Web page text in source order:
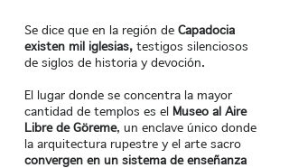
Se dice que en la región de Capadocia
existen mil iglesias, testigos silenciosos
de siglos de historia y devoción.
El lugar donde se concentra la mayor
cantidad de templos es el Museo al Aire
Libre de Göreme, un enclave único donde
la arquitectura rupestre y el arte sacro
convergen en un sistema de enseñanza